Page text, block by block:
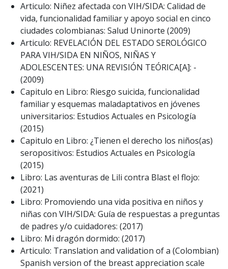
Articulo: Niñez afectada con VIH/SIDA: Calidad de
vida, funcionalidad familiar y apoyo social en cinco
ciudades colombianas: Salud Uninorte (2009)
Articulo: REVELACIÓN DEL ESTADO SEROLÓGICO
PARA VIH/SIDA EN NIÑOS, NIÑAS Y
ADOLESCENTES: UNA REVISIÓN TEÓRICA[A]: -
(2009)
Capitulo en Libro: Riesgo suicida, funcionalidad
familiar y esquemas maladaptativos en jóvenes
universitarios: Estudios Actuales en Psicología
(2015)
Capitulo en Libro: ¿Tienen el derecho los niños(as)
seropositivos: Estudios Actuales en Psicología
(2015)
Libro: Las aventuras de Lili contra Blast el flojo:
(2021)
Libro: Promoviendo una vida positiva en niños y
niñas con VIH/SIDA: Guía de respuestas a preguntas
de padres y/o cuidadores: (2017)
Libro: Mi dragón dormido: (2017)
Articulo: Translation and validation of a (Colombian)
Spanish version of the breast appreciation scale